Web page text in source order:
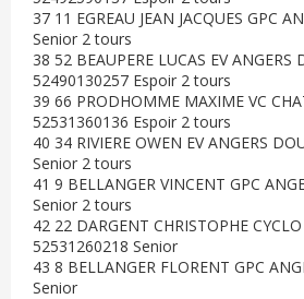
37 11 EGREAU JEAN JACQUES GPC
Senior 2 tours
38 52 BEAUPERE LUCAS EV ANGERS
52490130257 Espoir 2 tours
39 66 PRODHOMME MAXIME VC
52531360136 Espoir 2 tours
40 34 RIVIERE OWEN EV ANGERS
Senior 2 tours
41 9 BELLANGER VINCENT GPC
Senior 2 tours
42 22 DARGENT CHRISTOPHE
52531260218 Senior
43 8 BELLANGER FLORENT GPC
Senior